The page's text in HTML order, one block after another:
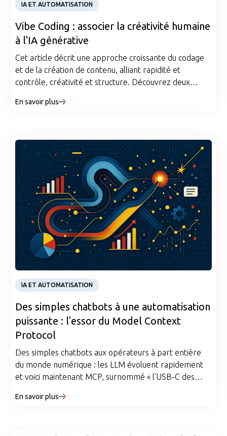
IA ET AUTOMATISATION
Vibe Coding : associer la créativité humaine
à l'IA générative
Cet article décrit une approche croissante du codage
et de la création de contenu, alliant rapidité et
contrôle, créativité et structure. Découvrez deux
générative et comment exploiter ses atouts sans
En savoir plus
IA ET AUTOMATISATION
Des simples chatbots à une automatisation
puissante : l'essor du Model Context
Protocol
Des simples chatbots aux opérateurs à part entière
du monde numérique : les LLM évoluent rapidement
et voici maintenant MCP, surnommé « l'USB-C des
auparavant, ce protocole pourrait vous ouvrir les
En savoir plus